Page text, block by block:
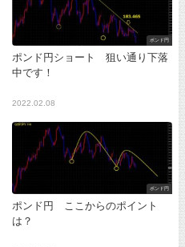
ポンド円
ポンド円ショート 狙い通り下落
中です！
2022.02.08
ポンド円
ポンド円 ここからのポイント
は？